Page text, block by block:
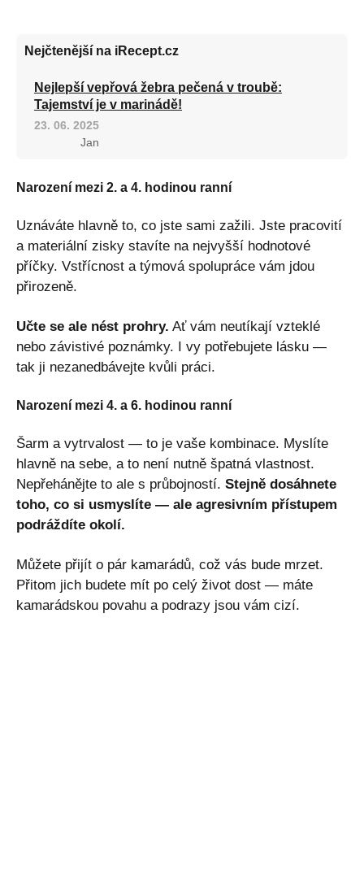
Nejčtenější na iRecept.cz
Nejlepší vepřová žebra pečená v troubě:
Tajemství je v marinádě!
23. 06. 2025
Jan
Narození mezi 2. a 4. hodinou ranní
Uznáváte hlavně to, co jste sami zažili. Jste pracovití
a materiální zisky stavíte na nejvyšší hodnotové
příčky. Vstřícnost a týmová spolupráce vám jdou
přirozeně.
Učte se ale nést prohry. Ať vám neutíkají vzteklé
nebo závistivé poznámky. I vy potřebujete lásku —
tak ji nezanedbávejte kvůli práci.
Narození mezi 4. a 6. hodinou ranní
Šarm a vytrvalost — to je vaše kombinace. Myslíte
hlavně na sebe, a to není nutně špatná vlastnost.
Nepřehánějte to ale s průbojností. Stejně dosáhnete
toho, co si usmyslíte — ale agresivním přístupem
podráždíte okolí.
Můžete přijít o pár kamarádů, což vás bude mrzet.
Přitom jich budete mít po celý život dost — máte
kamarádskou povahu a podrazy jsou vám cizí.